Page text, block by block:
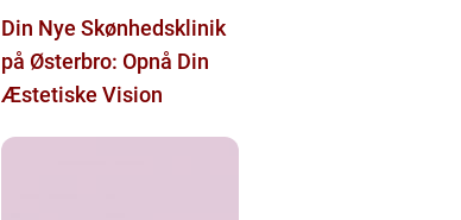
Din Nye Skønhedsklinik
på Østerbro: Opnå Din
Æstetiske Vision